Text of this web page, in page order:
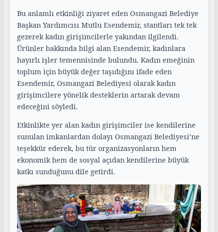
Bu anlamlı etkinliği ziyaret eden Osmangazi Belediye
Başkan Yardımcısı Mutlu Esendemir, stantları tek tek
gezerek kadın girişimcilerle yakından ilgilendi.
Ürünler hakkında bilgi alan Esendemir, kadınlara
hayırlı işler temennisinde bulundu. Kadın emeğinin
toplum için büyük değer taşıdığını ifade eden
Esendemir, Osmangazi Belediyesi olarak kadın
girişimcilere yönelik desteklerin artarak devam
edeceğini söyledi.
Etkinlikte yer alan kadın girişimciler ise kendilerine
sunulan imkanlardan dolayı Osmangazi Belediyesi’ne
teşekkür ederek, bu tür organizasyonların hem
ekonomik hem de sosyal açıdan kendilerine büyük
katkı sunduğunu dile getirdi.